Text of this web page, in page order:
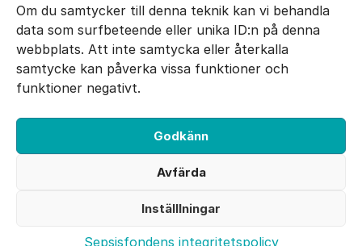
Om du samtycker till denna teknik kan vi behandla
data som surfbeteende eller unika ID:n på denna
webbplats. Att inte samtycka eller återkalla
samtycke kan påverka vissa funktioner och
funktioner negativt.
Godkänn
Avfärda
Inställlningar
Sepsisfondens integritetspolicy
E-mail: info@sepsisfonden.se
DONERA
BG 900-5265
Instagram
Cookie inställningar